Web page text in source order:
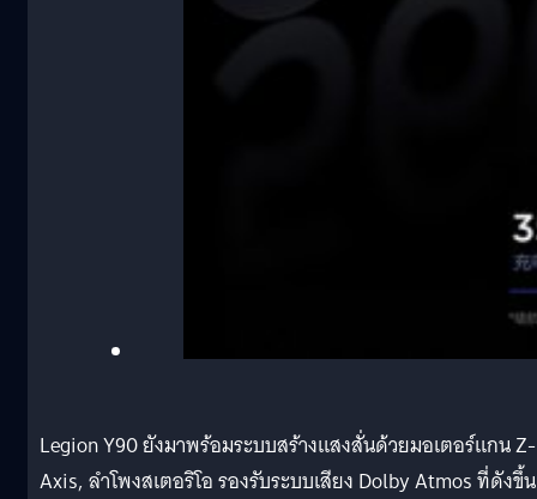
Legion Y90 ยังมาพร้อมระบบสร้างแสงสั่นด้วยมอเตอร์แกน Z-
Axis, ลำโพงสเตอริโอ รองรับระบบเสียง Dolby Atmos ที่ดังขึ้น